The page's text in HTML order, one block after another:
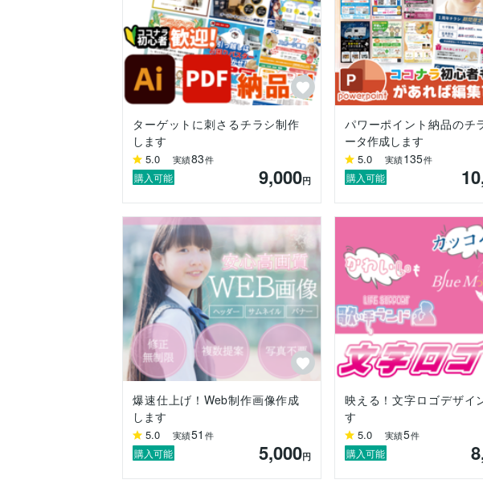
一緒にワクワクしながらデザインやイラスト作成したいと思いま
子どもも幼いため、夕方〜夜は返信遅めですが空いた時間で作成
ご依頼状況によってはお時間いただくこともありますが、常にス
■納期について
10件近く並行して作製していることが多く、出来るだけ速い制
■アフターフォロー
パワーポイントを使用した修正方法など、お困りごとがあれば
致しかねます。
ターゲットに刺さるチラシ制作
します
5.0 実績83件
購入可能 9,000円
パワーポイント納品のチ
ータ作成します
5.0 実績135件
購入可能
爆速仕上げ！Web制作画像作成
します
5.0 実績51 件
購入可能 5,000円
映える！文字ロゴデザイ
す
5.0 実績5件
購入可能